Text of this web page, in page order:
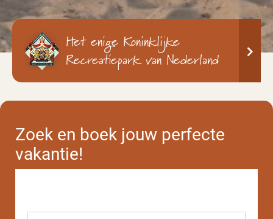
Het enige Koninklijke
Recreatiepark van Nederland
Zoek en boek jouw perfecte
vakantie!